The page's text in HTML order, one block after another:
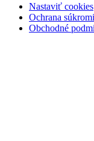
Nastaviť cookies
Ochrana
Obchodné